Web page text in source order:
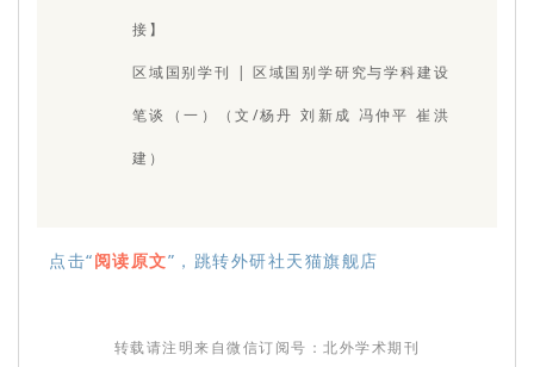
接】
区域国别学刊 | 区域国别学研究与学科建设
笔谈（一）（文/杨丹 刘新成 冯仲平 崔洪
建）
点击“阅读原文”，跳转外研社天猫旗舰店
转载请注明来自微信订阅号：北外学术期刊